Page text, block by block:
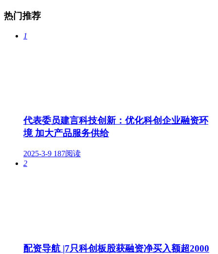
热门推荐
1
代表委员建言科技创新：优化科创企业融资环
境 加大产品服务供给
2025-3-9 187阅读
2
配资导航 |7只科创板股获融资净买入额超2000